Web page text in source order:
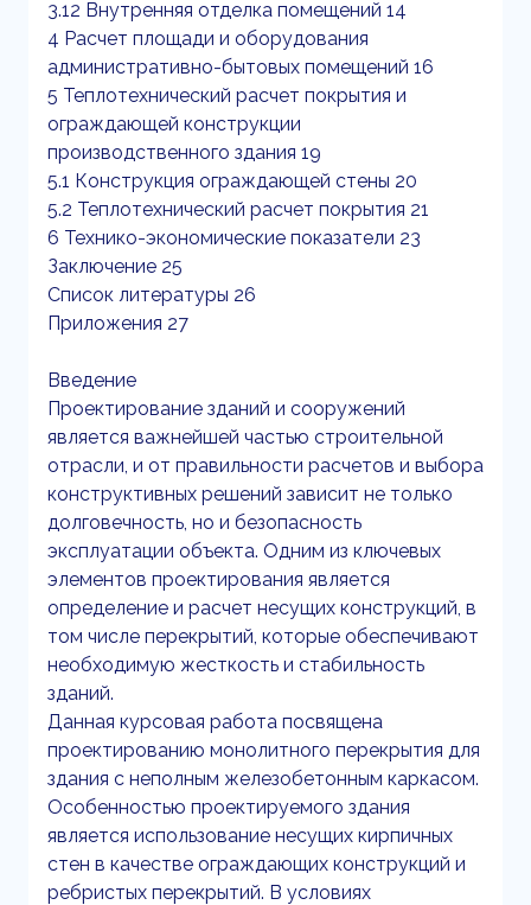
3.12 Внутренняя отделка помещений 14
4 Расчет площади и оборудования
административно-бытовых помещений 16
5 Теплотехнический расчет покрытия и
ограждающей конструкции
производственного здания 19
5.1 Конструкция ограждающей стены 20
5.2 Теплотехнический расчет покрытия 21
6 Технико-экономические показатели 23
Заключение 25
Список литературы 26
Приложения 27
Введение
Проектирование зданий и сооружений
является важнейшей частью строительной
отрасли, и от правильности расчетов и выбора
конструктивных решений зависит не только
долговечность, но и безопасность
эксплуатации объекта. Одним из ключевых
элементов проектирования является
определение и расчет несущих конструкций, в
том числе перекрытий, которые обеспечивают
необходимую жесткость и стабильность
зданий.
Данная курсовая работа посвящена
проектированию монолитного перекрытия для
здания с неполным железобетонным каркасом.
Особенностью проектируемого здания
является использование несущих кирпичных
стен в качестве ограждающих конструкций и
ребристых перекрытий. В условиях